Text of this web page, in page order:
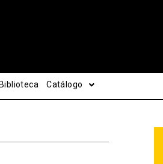
Biblioteca Catálogo